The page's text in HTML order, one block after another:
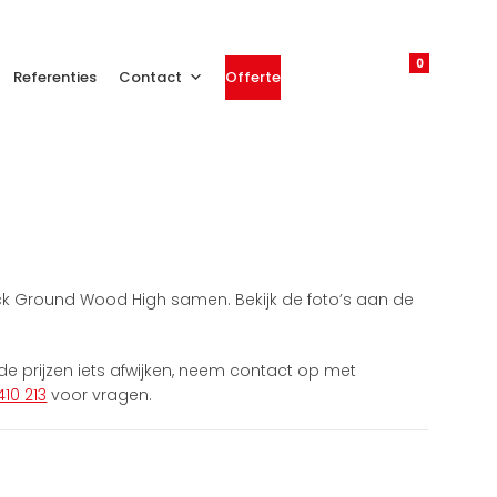
Referenties Contact Offerte
0
Ground Wood High samen. Bekijk de foto’s aan de
prijzen iets afwijken, neem contact op met
213 voor vragen.